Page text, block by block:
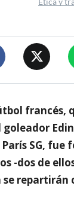
francés,
SG, fue
-dos de
repartirán